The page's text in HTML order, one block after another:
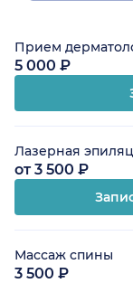
Прием
5 000 ₽
Лазерная
от 3 500 ₽
Массаж спины
3 500 ₽